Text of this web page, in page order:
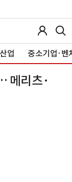
산업 중소기업·벤
메리츠·